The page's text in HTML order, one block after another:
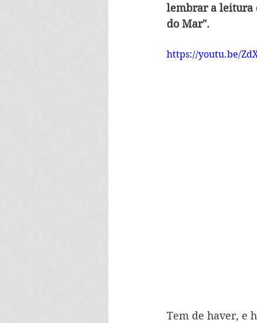
lembrar a leitura
do Mar".
https://youtu.be/
Tem de haver, e